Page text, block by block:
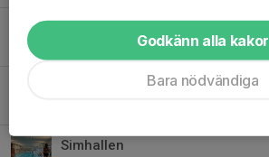
Simhallen
Godkänn alla kakor
Bara nödvändiga